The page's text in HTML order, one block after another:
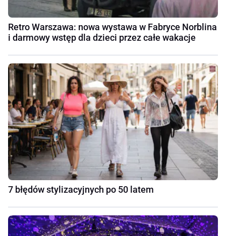
Retro Warszawa: nowa wystawa w Fabryce Norblina
i darmowy wstęp dla dzieci przez całe wakacje
7 błędów stylizacyjnych po 50 latem